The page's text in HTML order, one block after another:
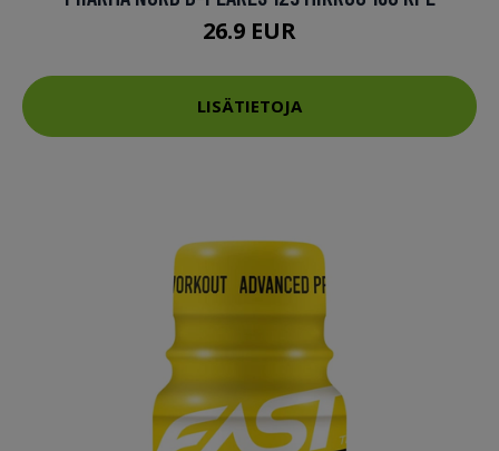
26.9 EUR
LISÄTIETOJA